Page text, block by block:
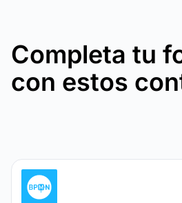
Completa tu
con estos